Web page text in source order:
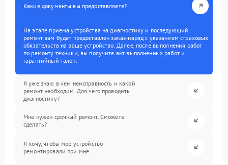
Какие документы вы предоставляете?
На этапе приема устройства на диагностику и последующий
ремонт вам будет предоставлен заказ-наряд с указанием страховых
обязательств на ваше устройство. Далее, после выполнения работ
по ремонту техники, вы получите акт выполненных работ и
гарантийный талон.
Я уже знаю в чем неисправность и какой
ремонт необходим. Для чего проводить
диагностику?
Мне нужен срочный ремонт. Сможете
сделать?
Я хочу, чтобы мое устройство
ремонтировали при мне.